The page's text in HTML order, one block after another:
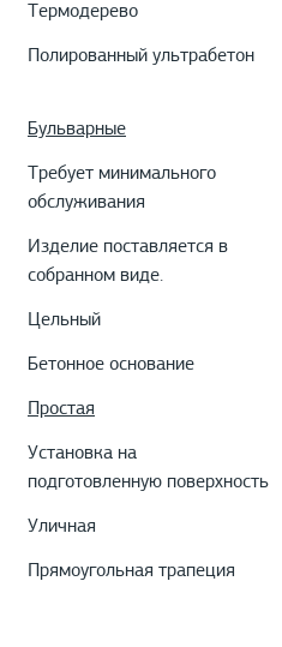
Термодерево
Полированный ультрабетон
Бульварные
Требует минимального
обслуживания
Изделие поставляется в
собранном виде.
Цельный
Бетонное основание
Простая
Установка на
подготовленную поверхность
Уличная
Прямоугольная трапеция